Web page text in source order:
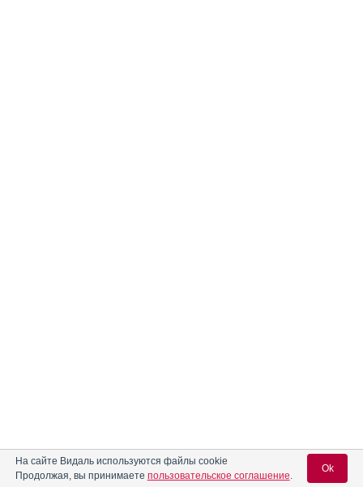
На сайте Видаль используются файлы cookie
Продолжая, вы принимаете пользовательское соглашение.
Ok